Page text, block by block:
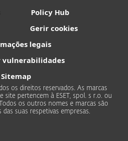
Policy Hub
Gerir cookies
legais
vulnerabilidades
Sitemap
os direitos reservados. As marcas
site pertencem à ESET, spol. s r.o. ou
os outros nomes e marcas são
das suas respetivas empresas.